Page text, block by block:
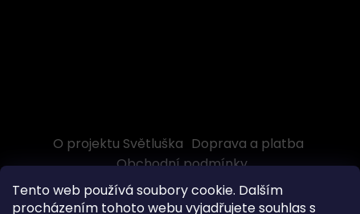
Tento web používá soubory cookie. Dalším
procházením tohoto webu vyjadřujete souhlas s
O projektu Světluška Doprava a platba
Obchodní podmínky